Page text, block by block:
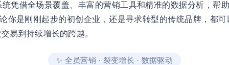
凭借全场景覆盖、丰富的营销工具和精准的数据分析，帮
你是刚刚起步的初创企业，还是寻求转型的传统品牌，都
易到持续增长的跨越。
✨ 全员营销 · 裂变增长 · 数据驱动